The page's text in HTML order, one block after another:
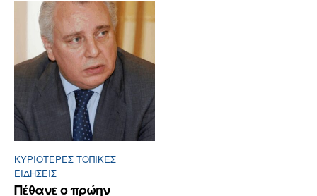
ΚΥΡΙΌΤΕΡΕΣ ΤΟΠΙΚΈΣ
ΕΙΔΉΣΕΙΣ
Πέθανε ο πρώην